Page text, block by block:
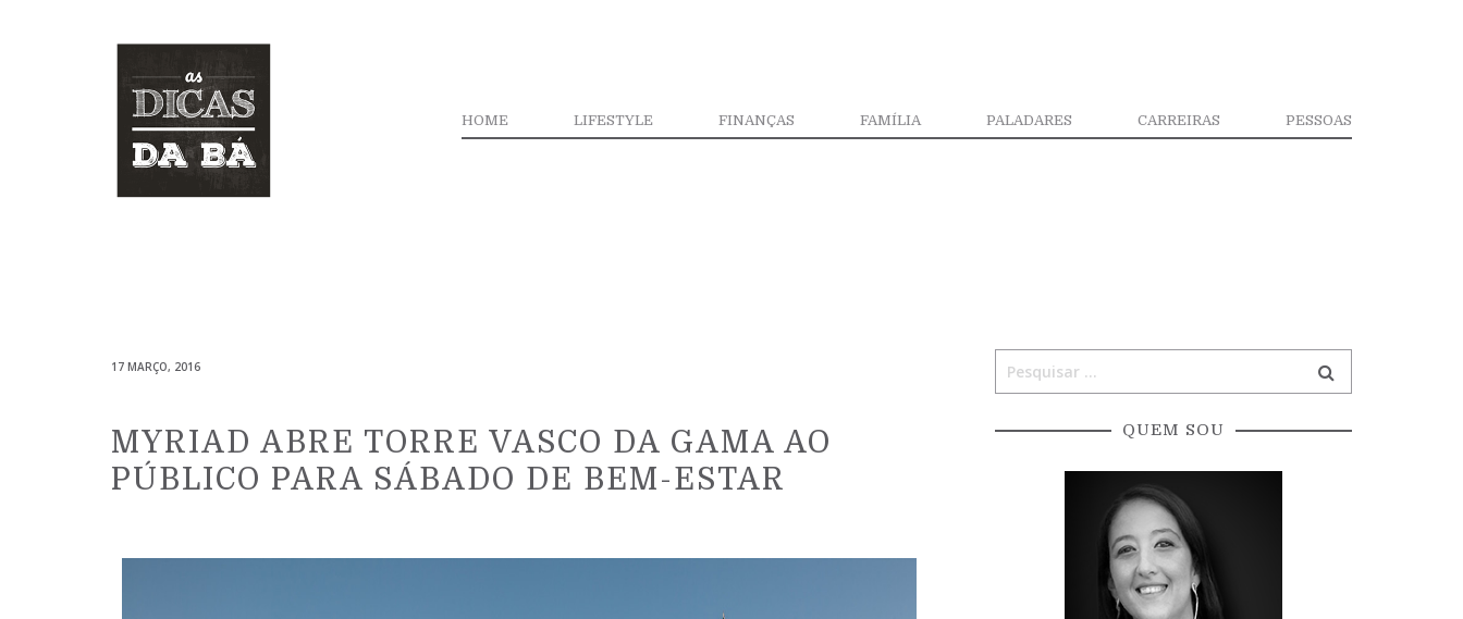
HOME LIFESTYLE FINANÇAS FAMÍLIA PALADARES CARREIRAS PESSOAS
17 MARÇO, 2016
MYRIAD ABRE TORRE VASCO DA GAMA AO
PÚBLICO PARA SÁBADO DE BEM-ESTAR
QUEM SOU